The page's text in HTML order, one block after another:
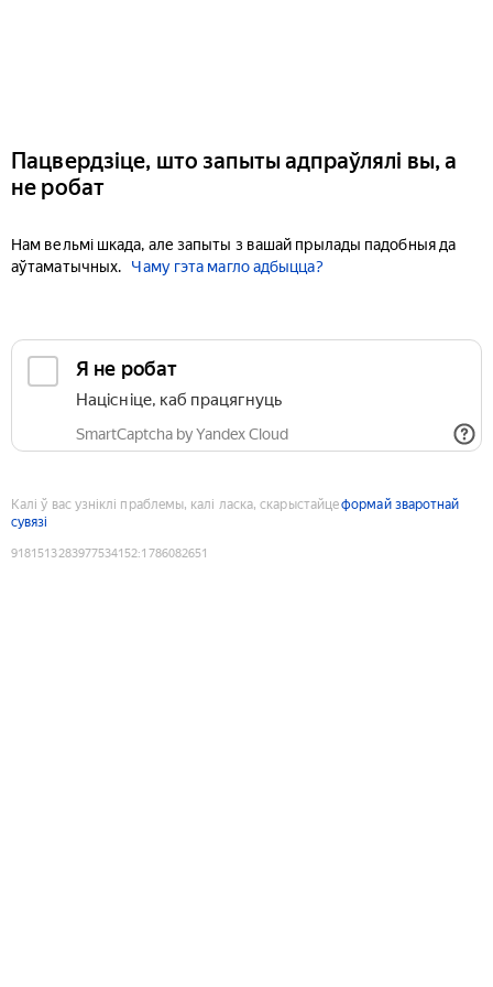
Пацвердзіце, што запыты адпраўлялі вы, а
не робат
Нам вельмі шкада, але запыты з вашай прылады падобныя да
аўтаматычных.
Чаму гэта магло адбыцца?
Я не робат
Націсніце, каб працягнуць
SmartCaptcha by Yandex Cloud
Калі ў вас узніклі праблемы, калі ласка, скарыстайцеформай зваротнай
сувязі
9181513283977534152:1786082651